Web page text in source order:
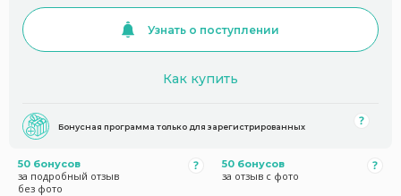
Узнать о поступлении
Как купить
Бонусная программа только для зарегистрированных
50 бонусов
за подробный отзыв
без фото
50 бонусов
за отзыв с фото